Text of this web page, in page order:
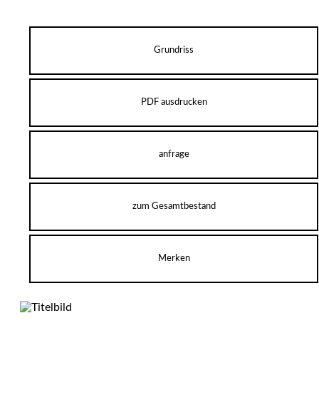
Grundriss
PDF ausdrucken
anfrage
zum Gesamtbestand
Merken